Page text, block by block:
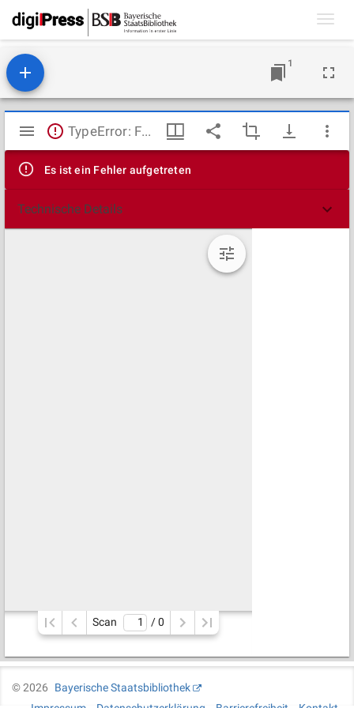
1
Mirador
Viewer
TypeError: Failed to fetch
Es ist ein Fehler aufgetreten
Technische Details
Scan / 0
©2026
Bayerische Staatsbibliothek